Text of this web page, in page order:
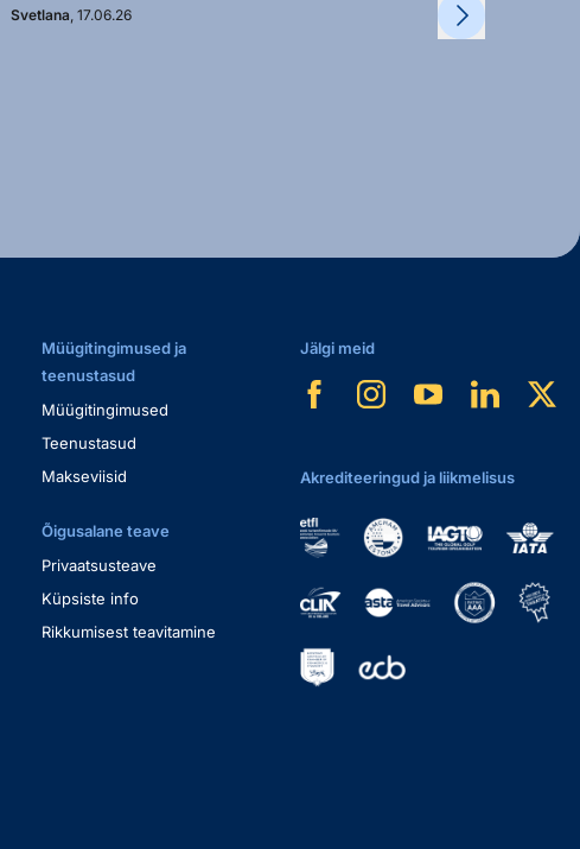
Svetlana, 17.06.26 Kadi, 11.06.26
Müügitingimused ja
teenustasud
Müügitingimused
Teenustasud
Makseviisid
Õigusalane teave
Privaatsusteave
Küpsiste info
Rikkumisest teavitamine
Jälgi meid
Akrediteeringud ja liikmelisus